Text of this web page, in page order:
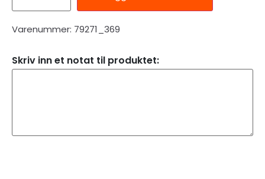
Varenummer: 79271_369
Skriv inn et notat til produktet: